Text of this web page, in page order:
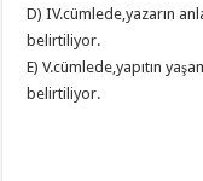
D) IV.cümlede,yazarın
belirtiliyor.
E) V.cümlede,yapıtın
belirtiliyor.